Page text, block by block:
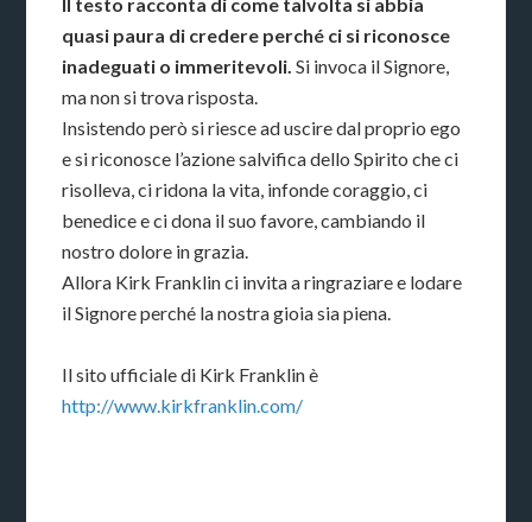
quasi paura di credere perché ci si riconosce
inadeguati o immeritevoli. Si invoca il Signore,
ma non si trova risposta.
Insistendo però si riesce ad uscire dal proprio ego
e si riconosce l’azione salvifica dello Spirito che ci
risolleva, ci ridona la vita, infonde coraggio, ci
benedice e ci dona il suo favore, cambiando il
nostro dolore in grazia.
Allora Kirk Franklin ci invita a ringraziare e lodare
il Signore perché la nostra gioia sia piena.
Il sito ufficiale di Kirk Franklin è
http://www.kirkfranklin.com/